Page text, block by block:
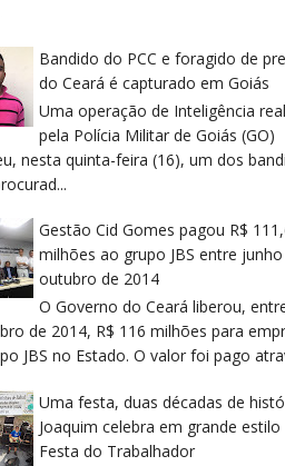
Bandido do PCC e foragido de
do Ceará é capturado em Goiás
Uma operação de Inteligência
pela Polícia Militar de Goiás (GO)
nesta quinta-feira (16), um dos
Gestão Cid Gomes pagou R$
milhões ao grupo JBS entre
outubro de 2014
O Governo do Ceará liberou,
de 2014, R$ 116 milhões para
JBS no Estado. O valor foi pago
Uma festa, duas décadas de
Joaquim celebra em grande estilo
Festa do Trabalhador